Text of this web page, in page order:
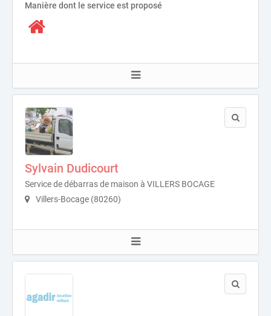
Manière dont le service est proposé
Sylvain Dudicourt
Service de débarras de maison à VILLERS BOCAGE
Villers-Bocage (80260)